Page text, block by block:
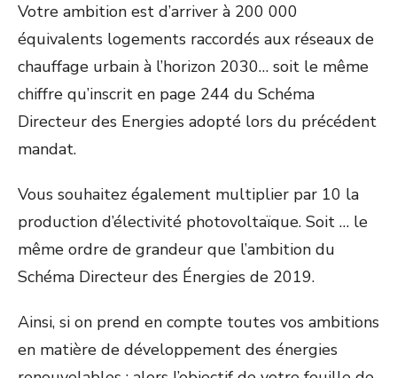
Votre ambition est d’arriver à 200 000
équivalents logements raccordés aux réseaux de
chauffage urbain à l’horizon 2030… soit le même
chiffre qu’inscrit en page 244 du Schéma
Directeur des Energies adopté lors du précédent
mandat.
Vous souhaitez également multiplier par 10 la
production d’électivité photovoltaïque. Soit … le
même ordre de grandeur que l’ambition du
Schéma Directeur des Énergies de 2019.
Ainsi, si on prend en compte toutes vos ambitions
en matière de développement des énergies